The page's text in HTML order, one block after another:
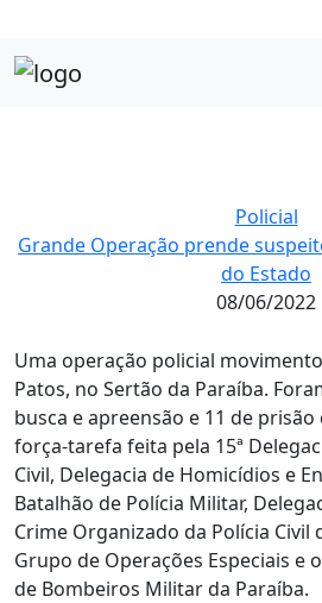
Policial
Grande Operação prende
do Estado
08/06/2022
Uma operação policial
Patos, no Sertão da Paraíba.
busca e apreensão e 11 de
força-tarefa feita pela 15ª
Civil, Delegacia de Homicídios e
Batalhão de Polícia Militar,
Crime Organizado da Polícia Civil
Grupo de Operações Especiais e
de Bombeiros Militar da Paraíba.